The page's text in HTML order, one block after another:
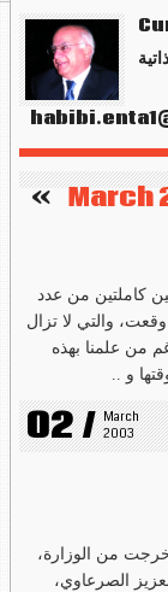
March
»
كاملتين من عدد
وقعت، والتي لا تزال
من علمنا بهذه
و ..
02 / March
2003
من الوزارة،
الصرعاوي،